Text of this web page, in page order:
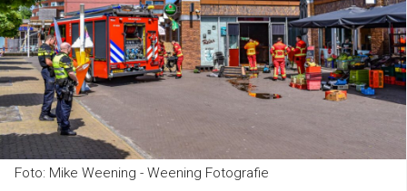
Foto: Mike Weening - Weening Fotografie